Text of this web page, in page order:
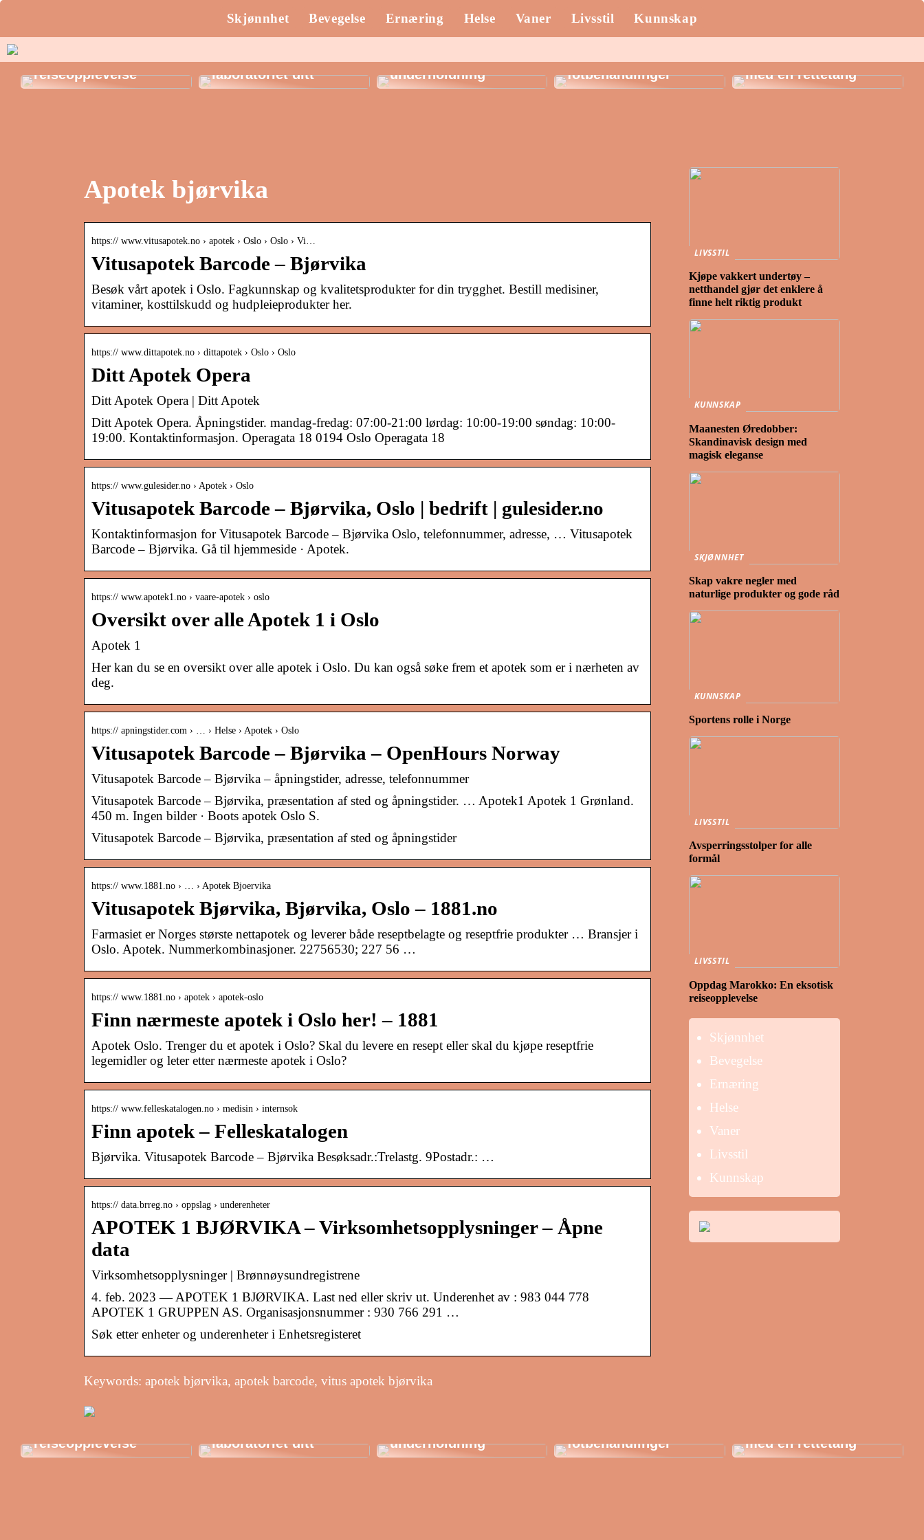
Skjønnhet Bevegelse Ernæring Helse Vaner Livsstil Kunnskap
eksotisk
reiseopplevelse
Erlenmeyer-kolber til
laboratoriet ditt
uendelig
underholdning
de herligste
fotbehandlinger
Style håret i sommer
med en rettetang
Apotek bjørvika
https:// www.vitusapotek.no › apotek › Oslo › Oslo › Vi…
Vitusapotek Barcode – Bjørvika
Besøk vårt apotek i Oslo. Fagkunnskap og kvalitetsprodukter for din trygghet. Bestill medisiner,
vitaminer, kosttilskudd og hudpleieprodukter her.
https:// www.dittapotek.no › dittapotek › Oslo › Oslo
Ditt Apotek Opera
Ditt Apotek Opera | Ditt Apotek
Ditt Apotek Opera. Åpningstider. mandag-fredag: 07:00-21:00 lørdag: 10:00-19:00 søndag: 10:00-
19:00. Kontaktinformasjon. Operagata 18 0194 Oslo Operagata 18
https:// www.gulesider.no › Apotek › Oslo
Vitusapotek Barcode – Bjørvika, Oslo | bedrift | gulesider.no
Kontaktinformasjon for Vitusapotek Barcode – Bjørvika Oslo, telefonnummer, adresse, … Vitusapotek
Barcode – Bjørvika. Gå til hjemmeside · Apotek.
https:// www.apotek1.no › vaare-apotek › oslo
Oversikt over alle Apotek 1 i Oslo
Apotek 1
Her kan du se en oversikt over alle apotek i Oslo. Du kan også søke frem et apotek som er i nærheten av
deg.
https:// apningstider.com › … › Helse › Apotek › Oslo
Vitusapotek Barcode – Bjørvika – OpenHours Norway
Vitusapotek Barcode – Bjørvika – åpningstider, adresse, telefonnummer
Vitusapotek Barcode – Bjørvika, præsentation af sted og åpningstider. … Apotek1 Apotek 1 Grønland.
450 m. Ingen bilder · Boots apotek Oslo S.
Vitusapotek Barcode – Bjørvika, præsentation af sted og åpningstider
https:// www.1881.no › … › Apotek Bjoervika
Vitusapotek Bjørvika, Bjørvika, Oslo – 1881.no
Farmasiet er Norges største nettapotek og leverer både reseptbelagte og reseptfrie produkter … Bransjer i
Oslo. Apotek. Nummerkombinasjoner. 22756530; 227 56 …
https:// www.1881.no › apotek › apotek-oslo
Finn nærmeste apotek i Oslo her! – 1881
Apotek Oslo. Trenger du et apotek i Oslo? Skal du levere en resept eller skal du kjøpe reseptfrie
legemidler og leter etter nærmeste apotek i Oslo?
https:// www.felleskatalogen.no › medisin › internsok
Finn apotek – Felleskatalogen
Bjørvika. Vitusapotek Barcode – Bjørvika Besøksadr.:Trelastg. 9Postadr.: …
https:// data.brreg.no › oppslag › underenheter
APOTEK 1 BJØRVIKA – Virksomhetsopplysninger – Åpne
data
Virksomhetsopplysninger | Brønnøysundregistrene
4. feb. 2023 — APOTEK 1 BJØRVIKA. Last ned eller skriv ut. Underenhet av : 983 044 778
APOTEK 1 GRUPPEN AS. Organisasjonsnummer : 930 766 291 …
Søk etter enheter og underenheter i Enhetsregisteret
Keywords: apotek bjørvika, apotek barcode, vitus apotek bjørvika
LIVSSTIL
Kjøpe vakkert undertøy –
netthandel gjør det enklere å
finne helt riktig produkt
KUNNSKAP
Maanesten Øredobber:
Skandinavisk design med
magisk eleganse
SKJØNNHET
Skap vakre negler med
naturlige produkter og gode råd
KUNNSKAP
Sportens rolle i Norge
LIVSSTIL
Avsperringsstolper for alle
formål
LIVSSTIL
Oppdag Marokko: En eksotisk
reiseopplevelse
Skjønnhet
Bevegelse
Ernæring
Helse
Vaner
Livsstil
Kunnskap
Oppdag Marokko: En
reiseopplevelse
laboratoriet ditt
underholdning
fotbehandlinger
med en rettetang